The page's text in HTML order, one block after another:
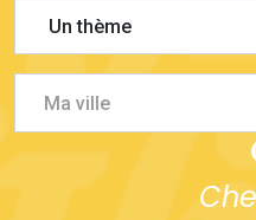
Ma ville